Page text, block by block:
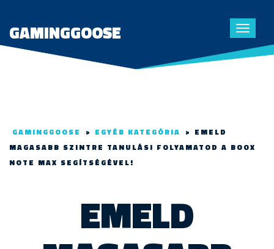
Toggle
GAMINGGOOSE
GAMINGGOOSE > EGYÉB KATEGÓRIA > EMELD
MAGASABB SZINTRE TANULÁSI FOLYAMATOD A BOOX
NOTE MAX SEGÍTSÉGÉVEL!
EMELD